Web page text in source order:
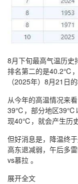
8月下旬最高气温历
排名第二的是40.2℃
（2025年）8月21日
从今年的高温情况来
39℃，部分地区39℃
现40℃，就会产生历
但好消息是，降温终
高东退减弱，午后多
vs慕拉 。
展开全文